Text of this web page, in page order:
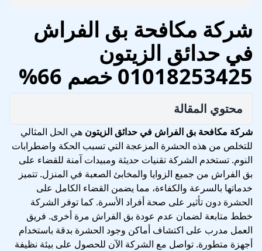
شركة مكافحة بق الفراش
في حدائق الزيتون
01018253425 خصم 66%
محتوي المقالة
شركة مكافحة بق الفراش في حدائق الزيتون هي الحل المثالي
للتخلص من هذه الحشرة المزعجة التي تسبب الحكة واضطرابات
النوم. تستخدم الشركة تقنيات حديثة ومبيدات آمنة للقضاء على
بق الفراش من جميع الزوايا والمخابئ الصعبة في المنزل. تتميز
خدماتها بالسرعة والكفاءة، مما يضمن القضاء الكامل على
الحشرة دون تأثير على صحة أفراد الأسرة. كما توفر الشركة
خطط متابعة لضمان عدم عودة بق الفراش مرة أخرى. فريق
العمل مدرب على اكتشاف أماكن وجود الحشرة بدقة باستخدام
أجهزة متطورة. تواصل مع الشركة الآن للحصول على بيئة نظيفة